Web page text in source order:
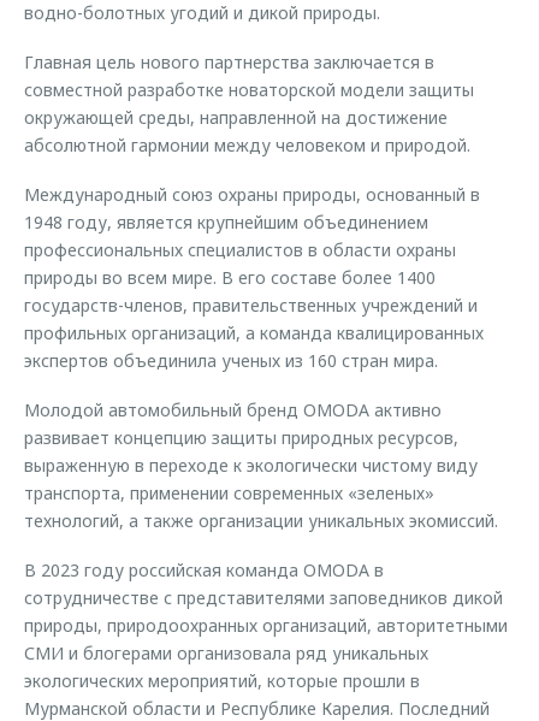
водно-болотных угодий и дикой природы.
Главная цель нового партнерства заключается в
совместной разработке новаторской модели защиты
окружающей среды, направленной на достижение
абсолютной гармонии между человеком и природой.
Международный союз охраны природы, основанный в
1948 году, является крупнейшим объединением
профессиональных специалистов в области охраны
природы во всем мире. В его составе более 1400
государств-членов, правительственных учреждений и
профильных организаций, а команда квалицированных
экспертов объединила ученых из 160 стран мира.
Молодой автомобильный бренд OMODA активно
развивает концепцию защиты природных ресурсов,
выраженную в переходе к экологически чистому виду
транспорта, применении современных «зеленых»
технологий, а также организации уникальных экомиссий.
В 2023 году российская команда OMODA в
сотрудничестве с представителями заповедников дикой
природы, природоохранных организаций, авторитетными
СМИ и блогерами организовала ряд уникальных
экологических мероприятий, которые прошли в
Мурманской области и Республике Карелия. Последний